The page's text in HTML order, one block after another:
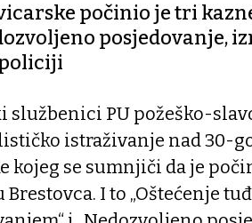
počinio je tri
posjedovanje,
službenici PU požeško-
istraživanje nad 30-
kojeg se sumnjiči da je
I to „Oštećenje